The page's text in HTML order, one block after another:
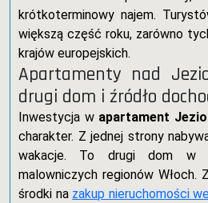
krótkoterminowy najem.
większą część roku, zarówno
krajów europejskich.
Apartamenty nad
drugi dom i źródło
Inwestycja w apartament
charakter. Z jednej strony
wakacje. To drugi dom w
malowniczych regionów Włoch.
środki na zakup nieruchomości